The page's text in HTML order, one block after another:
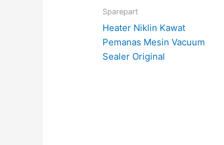
Sparepart
Heater Niklin Kawat
Pemanas Mesin Vacuum
Sealer Original